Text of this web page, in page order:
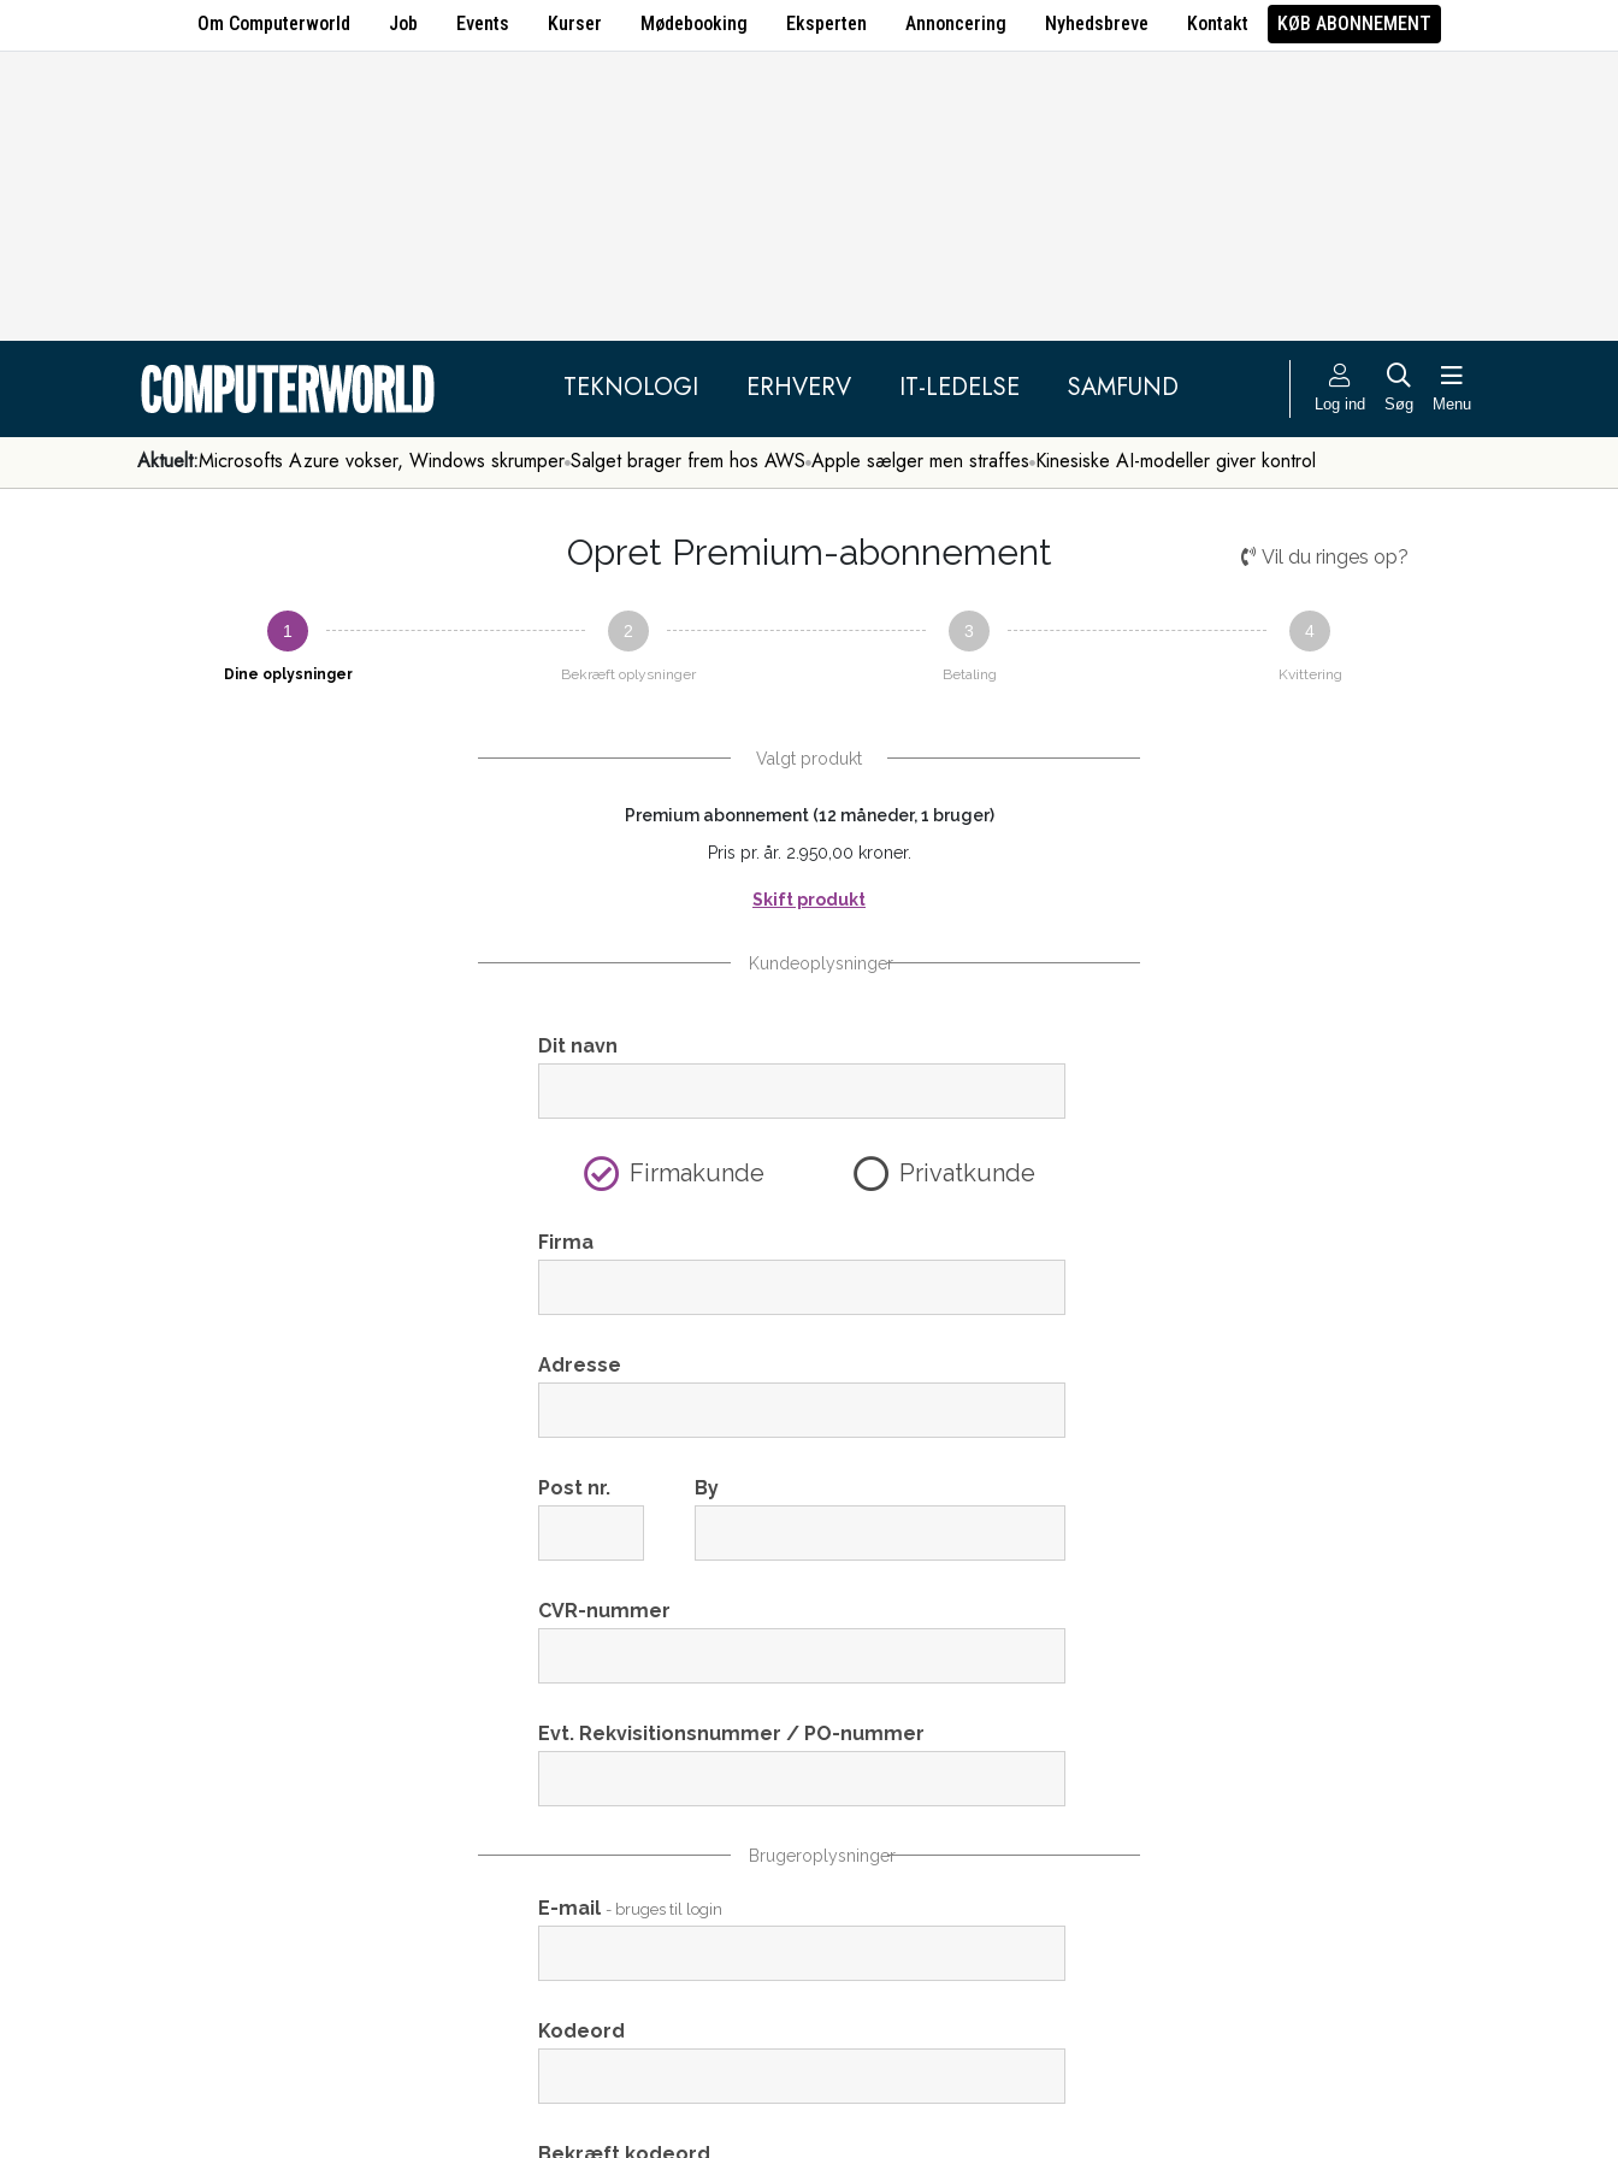
Om Computerworld Job Events Kurser Mødebooking Eksperten Annoncering Nyhedsbreve Kontakt KØB ABONNEMENT
TEKNOLOGI ERHVERV IT-LEDELSE SAMFUND Log ind Søg Menu
Aktuelt:Microsofts Azure vokser, Windows skrumper Salget brager frem hos AWS Apple sælger men straffes Kinesiske AI-modeller giver kontrol
Opret Premium-abonnement Vil du ringes op?
1
Dine oplysninger
2
Bekræft oplysninger
3
Betaling
4
Kvittering
Valgt produkt
Premium abonnement (12 måneder, 1 bruger)
Pris pr. år. 2.950,00 kroner.
Skift produkt
Kundeoplysninger
Dit navn
Firmakunde Privatkunde
Firma
Adresse
Post nr. By
CVR-nummer
Evt. Rekvisitionsnummer / PO-nummer
Brugeroplysninger
E-mail - bruges til login
Kodeord